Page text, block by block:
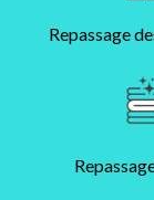
Repassage